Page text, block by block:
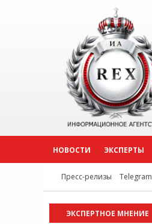
НОВОСТИ ЭКСПЕРТЫ
Пресс-релизы Telegram
ЭКСПЕРТНОЕ МНЕНИЕ